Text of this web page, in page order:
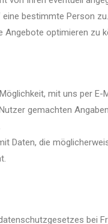
bestimmte Person
optimieren zu
mit uns per
gemachten
Daten, die
bei